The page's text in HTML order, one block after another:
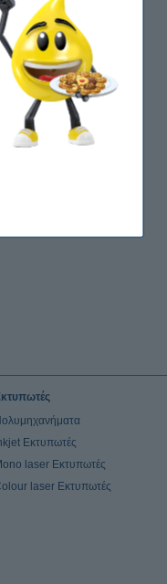
Εκτυπωτές
laser Εκτυπωτές
laser Εκτυπωτές